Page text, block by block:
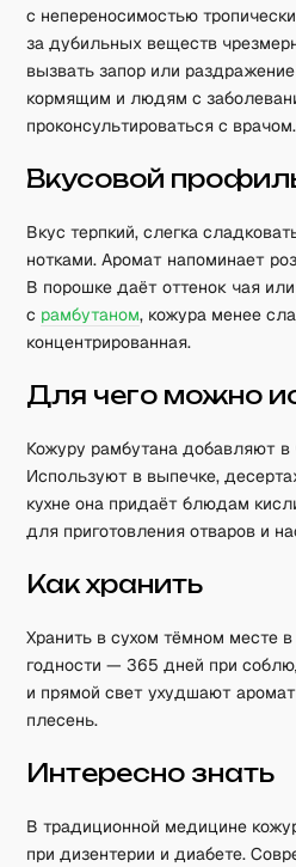
с непереносимостью
за дубильных веществ
вызвать запор или
кормящим и людям с
проконсультироваться с врачом.
Вкусовой
Вкус терпкий, слегка
нотками. Аромат напоминает
В порошке даёт оттенок чая
с рамбутаном, кожура менее
концентрированная.
Для чего можно
Кожуру рамбутана добавляют
Используют в выпечке,
кухне она придаёт блюдам
для приготовления отваров и
Как хранить
Хранить в сухом тёмном месте
годности — 365 дней при
и прямой свет ухудшают
плесень.
Интересно знать
В традиционной медицине
при дизентерии и диабете.